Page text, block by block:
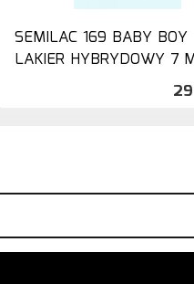
SEMILAC 169 BABY BOY
LAKIER HYBRYDOWY 7